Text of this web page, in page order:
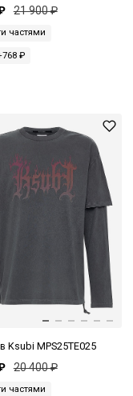
21 900 ₽
частями
₽
Ksubi MPS25TE025
20 400 ₽
частями